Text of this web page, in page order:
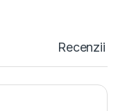
Recenzii